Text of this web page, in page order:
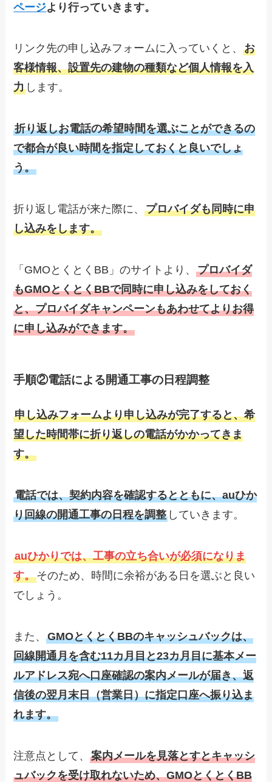
ページより行っていきます。
リンク先の申し込みフォームに入っていくと、お
客様情報、設置先の建物の種類など個人情報を入
力 します。
折り返しお電話の希望時間を選ぶことができるの
で都合が良い時間を指定しておくと良いでしょ
う。
折り返し電話が来た際に、プロバイダも同時に申
し込みをします。
「GMOとくとくBB」のサイトより、プロバイダ
もGMOとくとくBBで同時に申し込みをしておく
と、プロバイダキャンペーンもあわせてよりお得
に申し込みができます。
手順②電話による開通工事の日程調整
申し込みフォームより申し込みが完了すると、希
望した時間帯に折り返しの電話がかかってきま
す。
電話では、契約内容を確認するとともに、auひか
り回線の開通工事の日程を調整 していきます。
auひかりでは、工事の立ち合いが必須になりま
す。そのため、時間に余裕がある日を選ぶと良い
でしょう。
また、GMOとくとくBBのキャッシュバックは、
回線開通月を含む11カ月目と23カ月目に基本メー
ルアドレス宛へ口座確認の案内メールが届き、返
信後の翌月末日（営業日）に指定口座へ振り込ま
れます。
注意点として、案内メールを見落とすとキャッシ
ュバックを受け取れないため、GMOとくとくBB